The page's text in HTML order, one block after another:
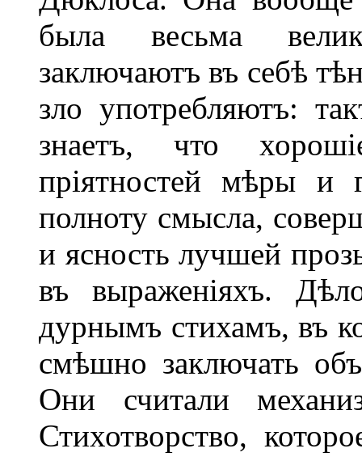
была весьма
заключаютъ въ себѣ
зло употребляютъ:
знаетъ, что
пріятностей мѣры и
полноту смысла,
и ясность лучшей
въ выраженіяхъ.
дурнымъ стихамъ, въ
смѣшно заключать
Они считали
Стихотворство,